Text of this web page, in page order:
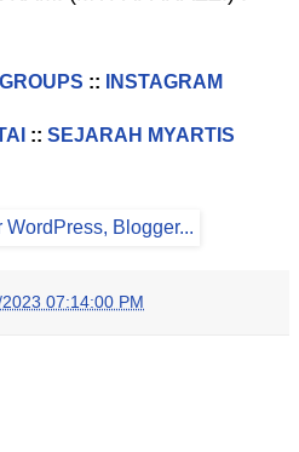
::
INSTAGRAM
:: SEJARAH MYARTIS
07:14:00 PM